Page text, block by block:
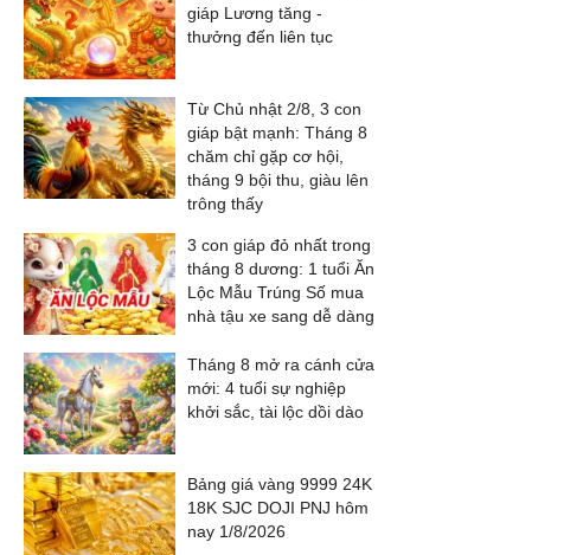
giáp Lương tăng -
thưởng đến liên tục
Từ Chủ nhật 2/8, 3 con
giáp bật mạnh: Tháng 8
chăm chỉ gặp cơ hội,
tháng 9 bội thu, giàu lên
trông thấy
3 con giáp đỏ nhất trong
tháng 8 dương: 1 tuổi Ăn
Lộc Mẫu Trúng Số mua
nhà tậu xe sang dễ dàng
Tháng 8 mở ra cánh cửa
mới: 4 tuổi sự nghiệp
khởi sắc, tài lộc dồi dào
Bảng giá vàng 9999 24K
18K SJC DOJI PNJ hôm
nay 1/8/2026